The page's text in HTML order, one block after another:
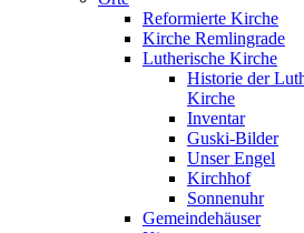
Reformierte Kirche
Kirche Remlingrade
Lutherische Kirche
Historie der
Kirche
Inventar
Guski-Bilder
Unser Engel
Kirchhof
Sonnenuhr
Gemeindehäuser